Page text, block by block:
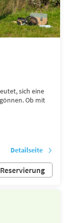
sich eine
Ob mit
Detailseite
Reservierung